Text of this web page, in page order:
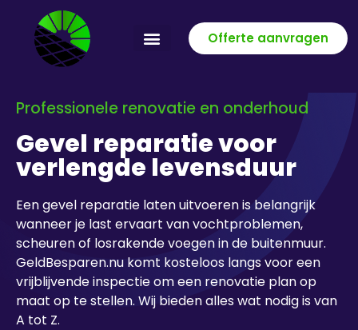
Offerte aanvragen
Professionele renovatie en onderhoud
Gevel reparatie voor
verlengde levensduur
Een gevel reparatie laten uitvoeren is belangrijk
wanneer je last ervaart van vochtproblemen,
scheuren of losrakende voegen in de buitenmuur.
GeldBesparen.nu komt kosteloos langs voor een
vrijblijvende inspectie om een renovatie plan op
maat op te stellen. Wij bieden alles wat nodig is van
A tot Z.